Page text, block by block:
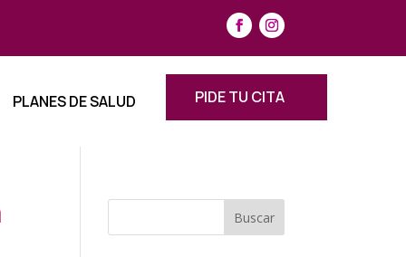
PLANES DE SALUD PIDE TU CITA
Buscar